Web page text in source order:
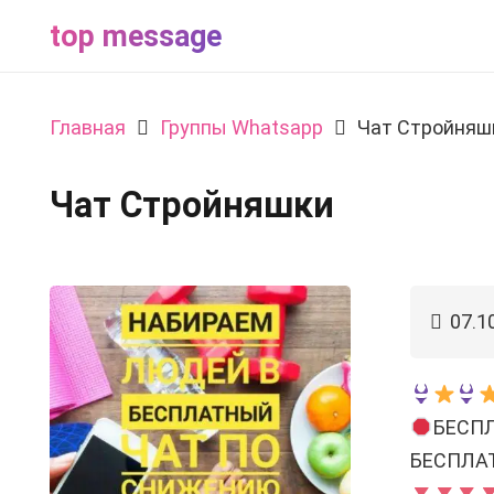
top message
Главная Группы Whatsapp Чат
Чат Стройняшки